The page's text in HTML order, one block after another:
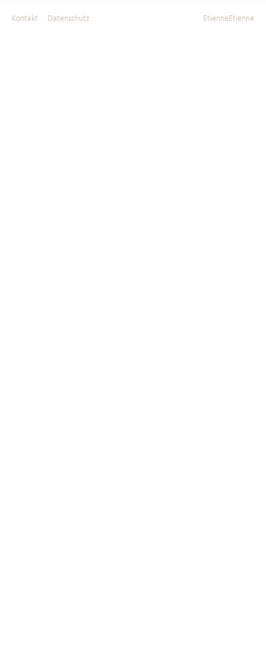
Kontakt Datenschutz EtienneEtienne